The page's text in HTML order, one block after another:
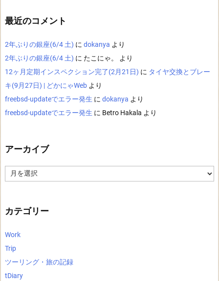
最近のコメント
2年ぶりの銀座(6/4 土) に dokanya より
2年ぶりの銀座(6/4 土) に たこにゃ。
より
12ヶ月定期インスペクション完了(2月21日) に タイヤ交換とブレー
キ(9月27日) | どかにゃWeb より
freebsd-updateでエラー発生 に dokanya より
freebsd-updateでエラー発生 に Betro Hakala より
アーカイブ
ー
カテゴリー
Work
Trip
ツーリング・旅の記録
tDiary